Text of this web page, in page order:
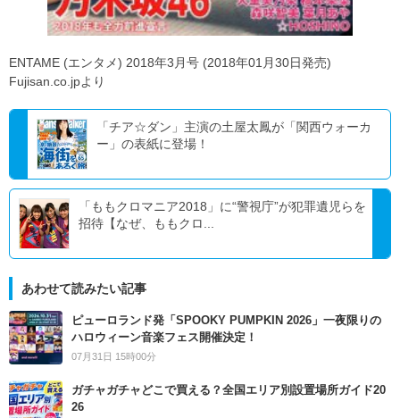
ENTAME (エンタメ) 2018年3月号 (2018年01月30日発売)
Fujisan.co.jpより
「チア☆ダン」主演の土屋太鳳が「関西ウォーカ
ー」の表紙に登場！
「ももクロマニア2018」に“警視庁”が犯罪遺児らを
招待【なぜ、ももクロ...
あわせて読みたい記事
ピューロランド発「SPOOKY PUMPKIN 2026」一夜限りの
ハロウィーン音楽フェス開催決定！
07月31日 15時00分
ガチャガチャどこで買える？全国エリア別設置場所ガイド20
26